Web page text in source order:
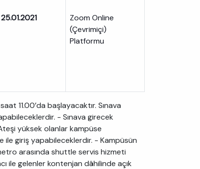
25.01.2021
Zoom Online
(Çevrimiçi)
Platformu
11.00’da başlayacaktır. Sınava
- Sınava girecek
yüksek olanlar kampüse
ile giriş yapabileceklerdir. - Kampüsün
arasında shuttle servis hizmeti
ile gelenler kontenjan dâhilinde açık